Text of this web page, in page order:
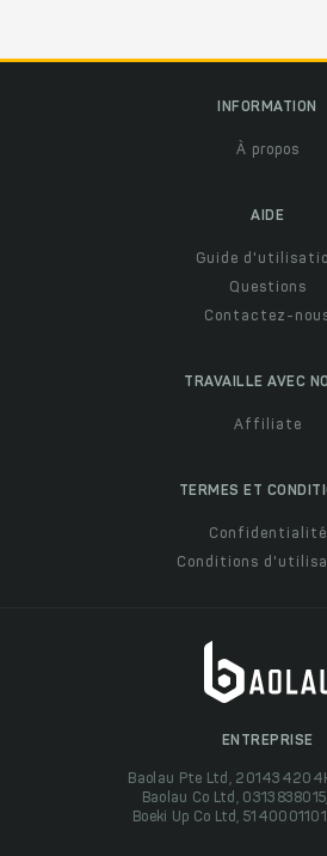
INFORMATION
À propos
AIDE
Guide
Questions
Contactez-
TRAVAILLE AVEC
Affiliate
TERMES ET
Confidentialité
Conditions
ENTREPRISE
Baolau Pte Ltd,
Baolau Co Ltd,
Boeki Up Co Ltd,